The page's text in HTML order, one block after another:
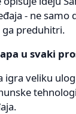
- ne samo
preduhitri.
u svaki
igra veliku